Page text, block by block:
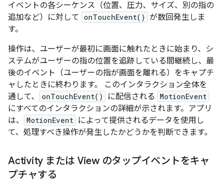
イベントの各シーケンス（位置、圧力、サイズ、別の指の
追加など）に対して
onTouchEvent() が数回発生しま
す。
操作は、ユーザーが最初に画面に触れたときに始まり、シ
ステムがユーザーの指の位置を追跡している間継続し、最
後のイベント（ユーザーの指が画面を離れる）をキャプチ
ャしたときに終わります。 このインタラクション全体を
通して、
onTouchEvent() に配信される MotionEvent
にすべてのインタラクションの詳細が示されます。アプリ
は、
MotionEvent によって提供されるデータを使用し
て、処理すべき操作が発生したかどうかを判断できます。
Activity または View のタップイベントをキャ
プチャする